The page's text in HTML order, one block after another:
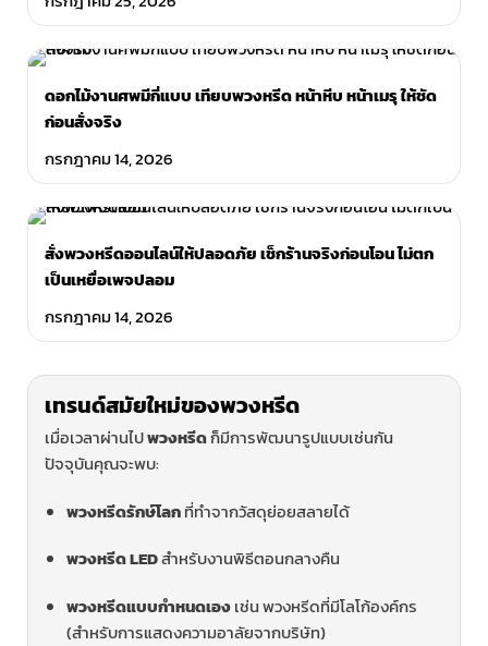
ดอกไม้งานศพมีกี่แบบ เทียบพวงหรีด หน้าหีบ หน้าเมรุ ให้ชัด
ก่อนสั่งจริง
กรกฎาคม 14, 2026
สั่งพวงหรีดออนไลน์ให้ปลอดภัย เช็กร้านจริงก่อนโอน ไม่ตก
เป็นเหยื่อเพจปลอม
กรกฎาคม 14, 2026
เทรนด์สมัยใหม่ของพวงหรีด
เมื่อเวลาผ่านไปพวงหรีดก็มีการพัฒนารูปแบบเช่นกัน
ปัจจุบันคุณจะพบ:
พวงหรีดรักษ์โลกที่ทำจากวัสดุย่อยสลายได้
พวงหรีด LEDสำหรับงานพิธีตอนกลางคืน
พวงหรีดแบบกำหนดเองเช่น พวงหรีดที่มีโลโก้องค์กร
(สำหรับการแสดงความอาลัยจากบริษัท)